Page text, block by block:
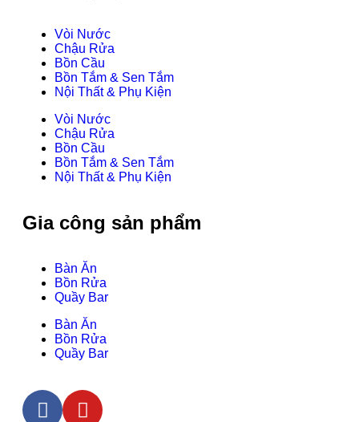
Vòi Nước
Chậu Rửa
Bồn Cầu
Bồn Tắm & Sen Tắm
Nội Thất & Phụ Kiện
Vòi Nước
Chậu Rửa
Bồn Cầu
Bồn Tắm & Sen Tắm
Nội Thất & Phụ Kiện
Gia công sản phẩm
Bàn Ăn
Bồn Rửa
Quầy Bar
Bàn Ăn
Bồn Rửa
Quầy Bar